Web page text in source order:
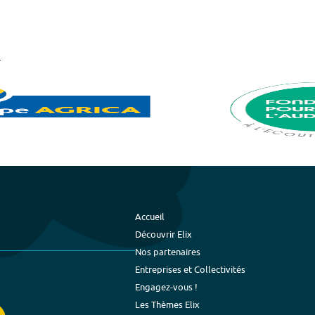
Accueil
Découvrir Elix
Nos partenaires
Entreprises et Collectivités
Engagez-vous !
Les Thèmes Elix